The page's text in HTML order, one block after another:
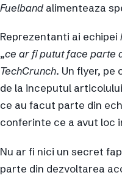
Fuelband alimenteaza
Reprezentanti ai echipei
„ce ar fi putut face parte
TechCrunch. Un flyer, pe
de la inceputul
ce au facut parte din
conferinte ce a avut loc
Nu ar fi nici un secret
parte din dezvoltarea